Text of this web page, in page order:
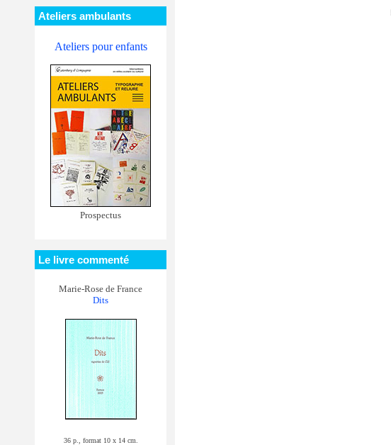
Ateliers ambulants
Ateliers pour enfants
Prospectus
Le livre commenté
Marie-Rose de France
Dits
36 p., format 10 x 14 cm.